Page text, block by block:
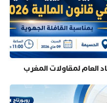
العام لمقاولات المغرب